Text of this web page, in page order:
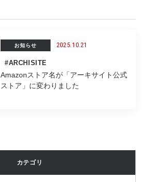
お知らせ 2025.10.21
#ARCHISITE
Amazonストア名が「アーキサイト公式
ストア」に変わりました
カテゴリ